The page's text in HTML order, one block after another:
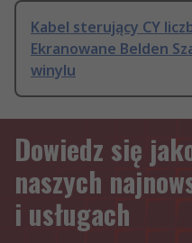
Kabel sterujący CY
Ekranowane Belden
winylu
Dowiedz się
naszych
i usługach